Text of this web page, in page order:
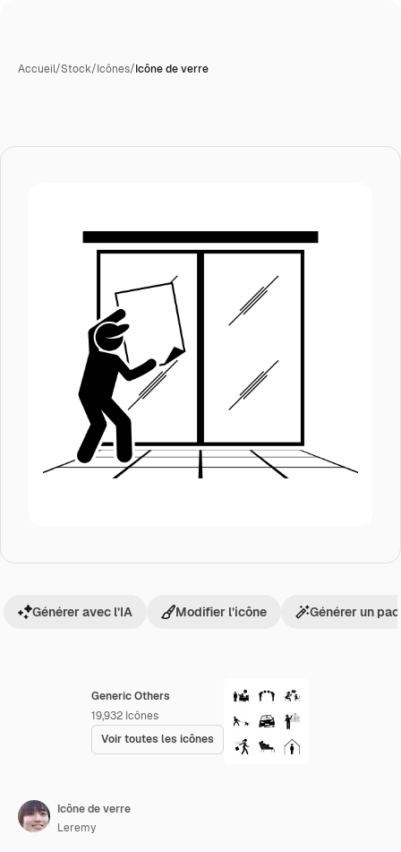
Accueil/Stock/Icônes/Icône de verre
Generic Others
19,932 Icônes
Voir toutes les icônes
Générer avec l’IA Modifier l’icône Générer un
Icône de verre
Leremy